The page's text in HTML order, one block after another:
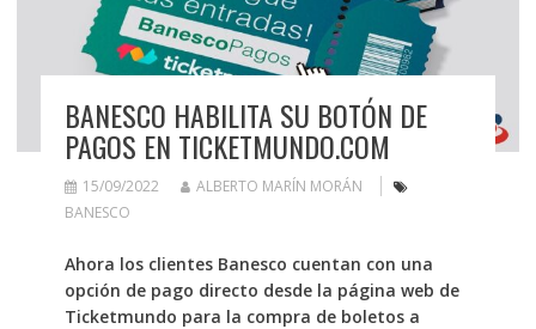
BANESCO HABILITA SU BOTÓN DE
PAGOS EN TICKETMUNDO.COM
15/09/2022
ALBERTO MARÍN MORÁN
BANESCO
Ahora los clientes Banesco cuentan con una
opción de pago directo desde la página web de
Ticketmundo para la compra de boletos a